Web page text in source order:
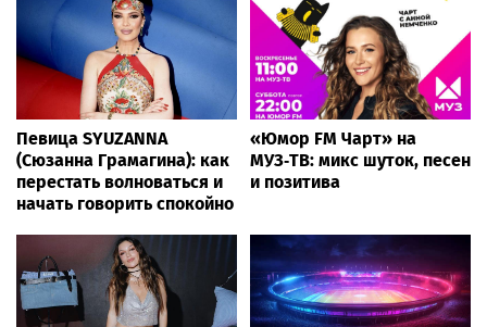
Певица SYUZANNA
(Сюзанна Грамагина): как
перестать волноваться и
начать говорить спокойно
«Юмор FM Чарт» на
МУЗ‑ТВ: микс шуток, песен
и позитива